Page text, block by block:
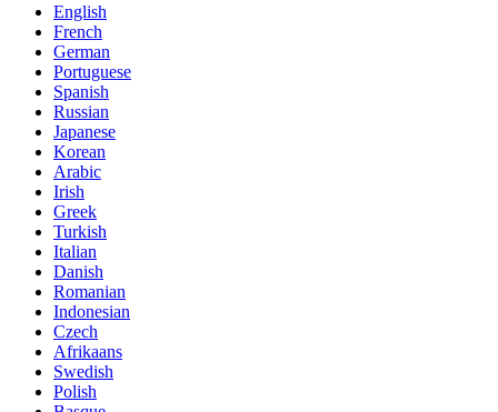
English
French
German
Portuguese
Spanish
Russian
Japanese
Korean
Arabic
Irish
Greek
Turkish
Italian
Danish
Romanian
Indonesian
Czech
Afrikaans
Swedish
Polish